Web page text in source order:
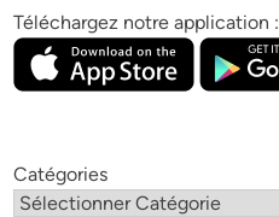
Téléchargez notre application :
Catégories